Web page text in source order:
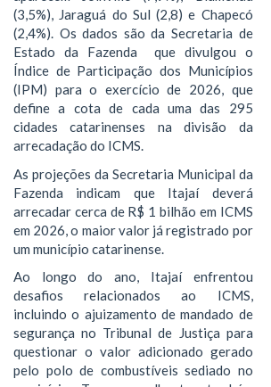
(3,5%), Jaraguá do Sul (2,8) e Chapecó
(2,4%). Os dados são da Secretaria de
Estado da Fazenda que divulgou o
Índice de Participação dos Municípios
(IPM) para o exercício de 2026, que
define a cota de cada uma das 295
cidades catarinenses na divisão da
arrecadação do ICMS.
As projeções da Secretaria Municipal da
Fazenda indicam que Itajaí deverá
arrecadar cerca de R$ 1 bilhão em ICMS
em 2026, o maior valor já registrado por
um município catarinense.
Ao longo do ano, Itajaí enfrentou
desafios relacionados ao ICMS,
incluindo o ajuizamento de mandado de
segurança no Tribunal de Justiça para
questionar o valor adicionado gerado
pelo polo de combustíveis sediado no